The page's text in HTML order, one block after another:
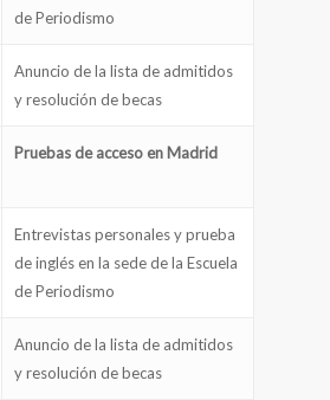
de Periodismo
Anuncio de la lista de admitidos
y resolución de becas
Pruebas de acceso en Madrid
Entrevistas personales y prueba
de inglés en la sede de la Escuela
de Periodismo
Anuncio de la lista de admitidos
y resolución de becas